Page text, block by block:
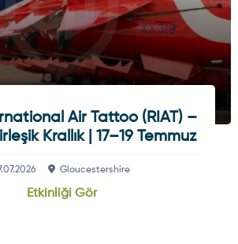
Air Tattoo (RIAT) –
Krallık | 17–19 Temmuz
Gloucestershire
Etkinliği Gör